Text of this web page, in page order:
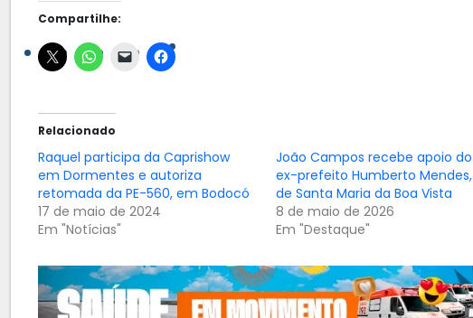
Compartilhe:
Relacionado
Raquel participa da Caprishow
em Dormentes e autoriza
retomada da PE-560, em Bodocó
17 de maio de 2024
Em "Notícias"
João Campos recebe apoio do
ex-prefeito Humberto Mendes,
de Santa Maria da Boa Vista
8 de maio de 2026
Em "Destaque"